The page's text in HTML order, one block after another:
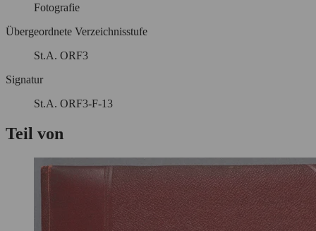
Fotografie
Übergeordnete Verzeichnisstufe
St.A. ORF3
Signatur
St.A. ORF3-F-13
Teil von